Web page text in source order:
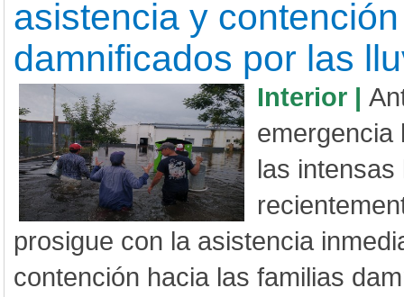
asistencia y
damnificados por las
Interior |
emergencia
las
prosigue con la asistencia
contención hacia las familias